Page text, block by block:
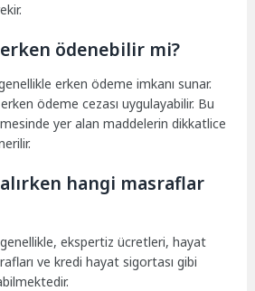
ödenebilir mi?
erken ödeme imkanı sunar.
ödeme cezası uygulayabilir. Bu
yer alan maddelerin dikkatlice
hangi masraflar
ekspertiz ücretleri, hayat
ve kredi hayat sigortası gibi